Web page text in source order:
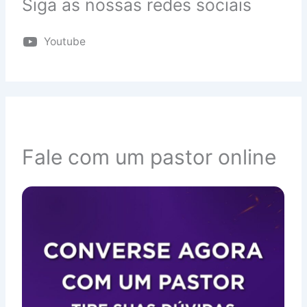
Siga as nossas redes sociais
Youtube
Fale com um pastor online